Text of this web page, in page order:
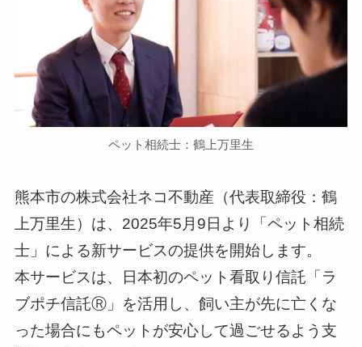
ペット相続士：鶴上万里生
熊本市の株式会社ネコ不動産（代表取締役：鶴
上万里生）は、2025年5月9日より「ペット相続
士」による新サービスの提供を開始します。
本サービスは、日本初のペット看取り信託「ラ
ブポチ信託Ⓡ」を活用し、飼い主が先に亡くな
った場合にもペットが安心して過ごせるよう支